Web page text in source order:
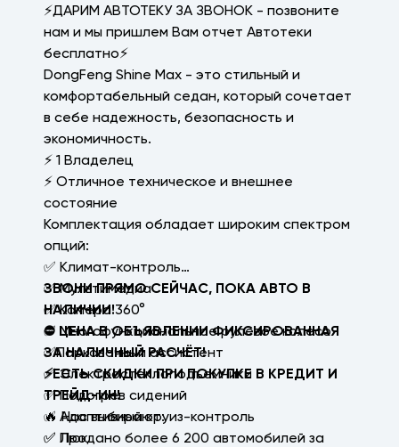
⚡ДАРИМ АВТОТЕКУ ЗА ЗВОНОК - позвоните
нам и мы пришлем Вам отчет Автотеки
бесплатно⚡
DongFeng Shine Max - это стильный и
комфортабельный седан, который сочетает
в себе надежность, безопасность и
экономичность.
⚡ 1 Владелец
⚡ Отличное техническое и внешнее
состояние
Комплектация обладает широким спектром
опций:
✅ Климат-контроль
✅ Мультимедиа
✅ Камера 360°
✅ Многофункциональное рулевое колесо
✅Парковочный ассистент
✅ Электростеклоподъемники
✅ Подогрев сидений
✅ Адаптивный круиз-контроль
✅ Люк
ЗВОНИ ПРЯМО СЕЙЧАС, ПОКА АВТО В
НАЛИЧИИ!
⛔ ЦЕНА В ОБЪЯВЛЕНИИ ФИКСИРОВАННАЯ
ЗА НАЛИЧНЫЙ РАСЧЁТ!
⚡ЕСТЬ СКИДКИ ПРИ ПОКУПКЕ В КРЕДИТ И
ТРЕЙД-ИН!
🔥 Нас выбирают:
✅ Продано более 6 200 автомобилей за